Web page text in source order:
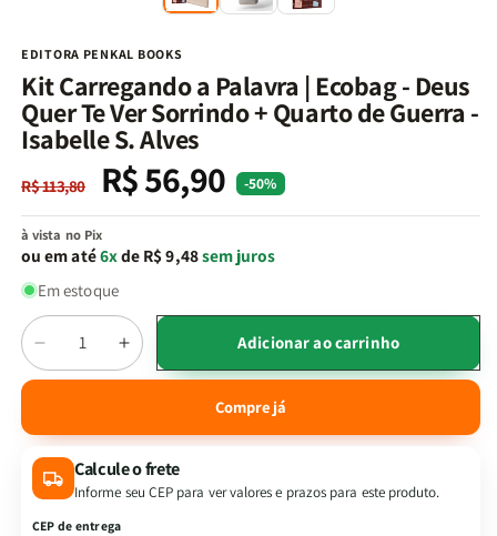
EDITORA PENKAL BOOKS
Kit Carregando a Palavra | Ecobag - Deus
Quer Te Ver Sorrindo + Quarto de Guerra -
Isabelle S. Alves
Preço
normal
R$ 113,80
Preço
promocional
R$ 56,90 -50%
à vista no Pix
ou em até6xde R$ 9,48sem juros
Em estoque
Quantidade
Diminuir
a
Kit
Carregando
a
Palavra
Aumentar
a
quantidade
Kit
Carregando
a
Adicionar ao carrinho
Compre já
Calcule o frete
Informe seu CEP para ver valores e prazos para este produto.
CEP de entrega